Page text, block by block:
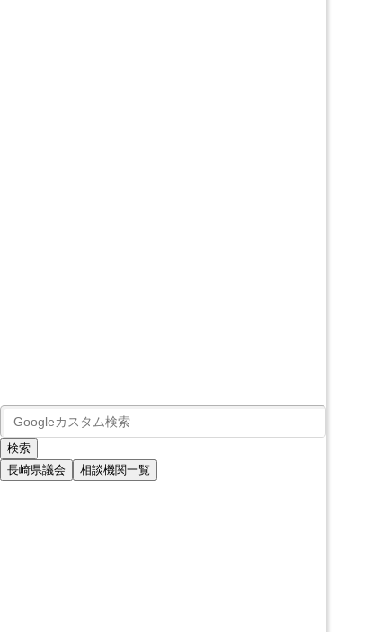
長崎県議会 相談機関一覧